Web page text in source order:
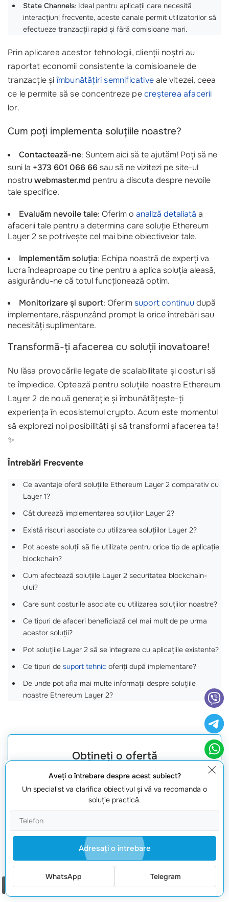
State Channels: Ideal pentru aplicații care necesită
interacțiuni frecvente, aceste canale permit utilizatorilor să
efectueze tranzacții rapid și fără comisioane mari.
Prin aplicarea acestor tehnologii, clienții noștri au
raportat economii consistente la comisioanele de
tranzacție șiîmbunătățiri semnificativeale vitezei, ceea
ce le permite să se concentreze pecreșterea afacerii
lor.
Cum poți implementa soluțiile noastre?
Contactează-ne: Suntem aici să te ajutăm! Poți să ne
suni la +373 601 066 66sau să ne vizitezi pe site-ul
nostruwebmaster.md pentru a discuta despre nevoile
tale specifice.
Evaluăm nevoile tale: Oferim o analiză detaliată a
afacerii tale pentru a determina care soluție Ethereum
Layer 2 se potrivește cel mai bine obiectivelor tale.
Implementăm soluția: Echipa noastră de experți va
lucra îndeaproape cu tine pentru a aplica soluția aleasă,
asigurându-ne că totul funcționează optim.
Monitorizare și suport: Oferimsuport continuudupă
implementare, răspunzând prompt la orice întrebări sau
necesități suplimentare.
Transformă-ți afacerea cu soluții inovatoare!
Nu lăsa provocările legate de scalabilitate și costuri să
te împiedice. Optează pentru soluțiile noastre Ethereum
Layer 2 de nouă generație și îmbunătățește-ți
experiența în ecosistemul crypto. Acum este momentul
să explorezi noi posibilități și să transformi afacerea ta!
✨
Întrebări Frecvente
Ce avantaje oferă soluțiile Ethereum Layer 2 comparativ cu
Layer 1?
Cât durează implementarea soluțiilor Layer 2?
Există riscuri asociate cu utilizarea soluțiilor Layer 2?
Pot aceste soluții să fie utilizate pentru orice tip de aplicație
blockchain?
Cum afectează soluțiile Layer 2 securitatea blockchain-
ului?
Care sunt costurile asociate cu utilizarea soluțiilor noastre?
Ce tipuri de afaceri beneficiază cel mai mult de pe urma
acestor soluții?
Pot soluțiile Layer 2 să se integreze cu aplicațiile existente?
Ce tipuri de suport tehnic oferiți după implementare?
De unde pot afla mai multe informații despre soluțiile
noastre Ethereum Layer 2?
Obțineți o ofertă
Aveţi o întrebare despre acest subiect?
Un specialist va clarifica obiectivul şi vă va recomanda o
soluţie practică.
Adresaţi o întrebare
WhatsApp Telegram
Comanda un apel